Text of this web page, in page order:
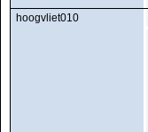
hoogvliet010